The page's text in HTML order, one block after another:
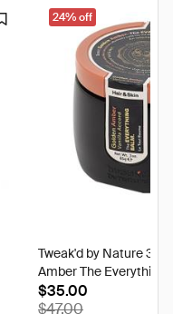
24% off
Tweak'd by Nature 3
Amber The Everything
$35.00
$47.00